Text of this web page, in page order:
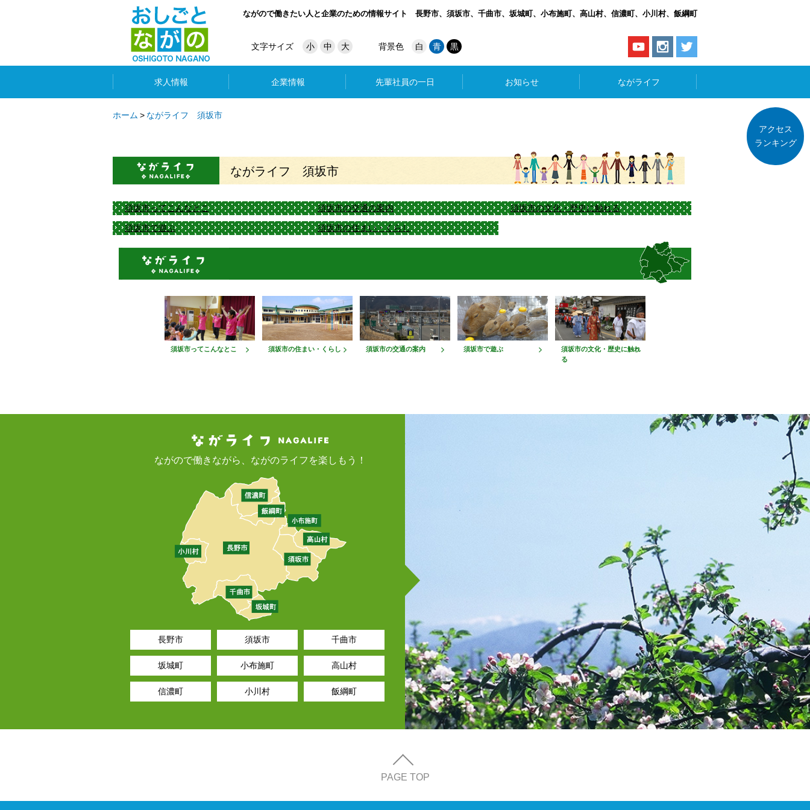
ながので働きたい人と企業のための情報サイト 長野市、須坂市、千曲市、坂城町、小布施町、高山村、信濃町、小川村、飯綱町
文字サイズ 小 中 大 背景色 白 青 黒
求人情報 企業情報 先輩社員の一日 お知らせ ながライフ
ホーム ながライフ 須坂市
ながライフ 須坂市
須坂市ってこんなとこ 須坂市の交通の案内 須坂市の文化・歴史に触れる
須坂市で遊ぶ 須坂市の住まい・くらし
須坂市ってこんなとこ 須坂市の住まい・くらし 須坂市の交通の案内 須坂市で遊ぶ
須坂市の文化・歴史に触れ
る
ながので働きながら、ながのライフを楽しもう！
長野市 須坂市 千曲市
坂城町 小布施町 高山村
信濃町 小川村 飯綱町
アクセス
ランキング
PAGE TOP